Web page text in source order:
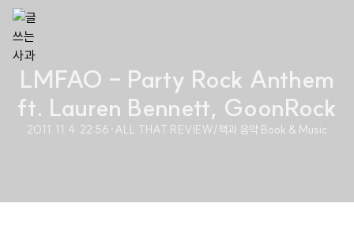
LMFAO - Party Rock Anthem
ft. Lauren Bennett, GoonRock
2011. 11. 4. 22:56 ·ALL THAT REVIEW/책과 음악 Book & Music